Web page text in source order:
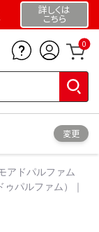
詳しくは
こちら
0
変更
アドパルファム
パルファム）｜